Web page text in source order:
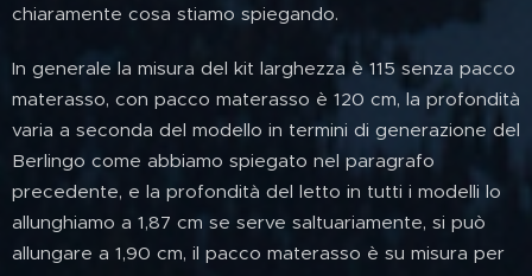
chiaramente cosa stiamo spiegando.
In generale la misura del kit larghezza è 115 senza pacco
materasso, con pacco materasso è 120 cm, la profondità
varia a seconda del modello in termini di generazione del
Berlingo come abbiamo spiegato nel paragrafo
precedente, e la profondità del letto in tutti i modelli lo
allunghiamo a 1,87 cm se serve saltuariamente, si può
allungare a 1,90 cm, il pacco materasso è su misura per